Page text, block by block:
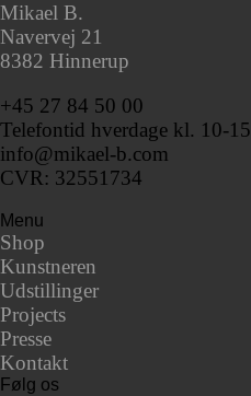
Mikael B.
Navervej 21
8382 Hinnerup
+45 27 84 50 00
Telefontid hverdage kl. 10-15
info@mikael-b.com
CVR: 32551734
Menu
Shop
Kunstneren
Udstillinger
Projects
Presse
Kontakt
Følg os